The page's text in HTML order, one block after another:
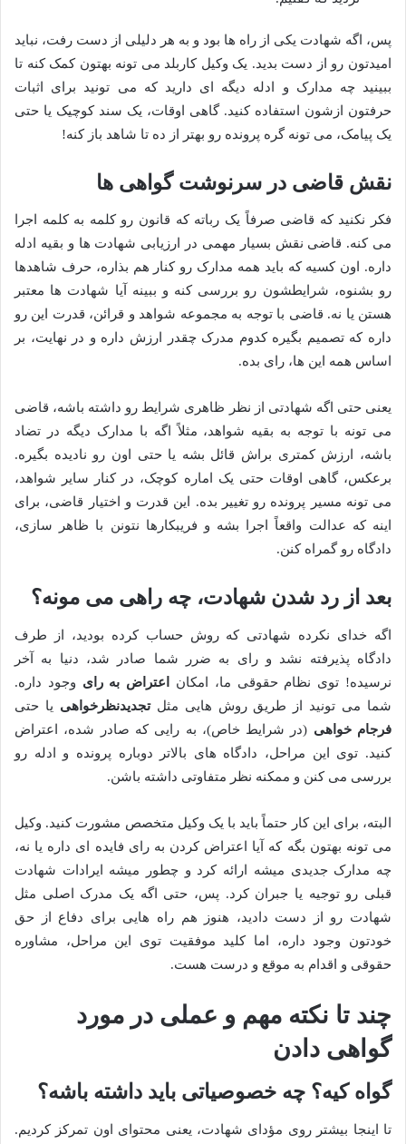
پس، اگه شهادت یکی از راه ها بود و به هر دلیلی از دست رفت، نباید
امیدتون رو از دست بدید. یک وکیل کاربلد می تونه بهتون کمک کنه تا
ببینید چه مدارک و ادله دیگه ای دارید که می تونید برای اثبات
حرفتون ازشون استفاده کنید. گاهی اوقات، یک سند کوچیک یا حتی
یک پیامک، می تونه گره پرونده رو بهتر از ده تا شاهد باز کنه!
نقش قاضی در سرنوشت گواهی ها
فکر نکنید که قاضی صرفاً یک رباته که قانون رو کلمه به کلمه اجرا
می کنه. قاضی نقش بسیار مهمی در ارزیابی شهادت ها و بقیه ادله
داره. اون کسیه که باید همه مدارک رو کنار هم بذاره، حرف شاهدها
رو بشنوه، شرایطشون رو بررسی کنه و ببینه آیا شهادت ها معتبر
هستن یا نه. قاضی با توجه به مجموعه شواهد و قرائن، قدرت این رو
داره که تصمیم بگیره کدوم مدرک چقدر ارزش داره و در نهایت، بر
اساس همه این ها، رای بده.
یعنی حتی اگه شهادتی از نظر ظاهری شرایط رو داشته باشه، قاضی
می تونه با توجه به بقیه شواهد، مثلاً اگه با مدارک دیگه در تضاد
باشه، ارزش کمتری براش قائل بشه یا حتی اون رو نادیده بگیره.
برعکس، گاهی اوقات حتی یک اماره کوچک، در کنار سایر شواهد،
می تونه مسیر پرونده رو تغییر بده. این قدرت و اختیار قاضی، برای
اینه که عدالت واقعاً اجرا بشه و فریبکارها نتونن با ظاهر سازی،
دادگاه رو گمراه کنن.
بعد از رد شدن شهادت، چه راهی می مونه؟
اگه خدای نکرده شهادتی که روش حساب کرده بودید، از طرف
دادگاه پذیرفته نشد و رای به ضرر شما صادر شد، دنیا به آخر
نرسیده! توی نظام حقوقی ما، امکان
اعتراض به رای وجود داره.
شما می تونید از طریق روش هایی مثلتجدیدنظرخواهی یا حتی
فرجام خواهی (در شرایط خاص)، به رایی که صادر شده، اعتراض
کنید. توی این مراحل، دادگاه های بالاتر دوباره پرونده و ادله رو
بررسی می کنن و ممکنه نظر متفاوتی داشته باشن.
البته، برای این کار حتماً باید با یک وکیل متخصص مشورت کنید. وکیل
می تونه بهتون بگه که آیا اعتراض کردن به رای فایده ای داره یا نه،
چه مدارک جدیدی میشه ارائه کرد و چطور میشه ایرادات شهادت
قبلی رو توجیه یا جبران کرد. پس، حتی اگه یک مدرک اصلی مثل
شهادت رو از دست دادید، هنوز هم راه هایی برای دفاع از حق
خودتون وجود داره، اما کلید موفقیت توی این مراحل، مشاوره
حقوقی و اقدام به موقع و درست هست.
چند تا نکته مهم و عملی در مورد
گواهی دادن
گواه کیه؟ چه خصوصیاتی باید داشته باشه؟
تا اینجا بیشتر روی مؤدای شهادت، یعنی محتوای اون تمرکز کردیم.